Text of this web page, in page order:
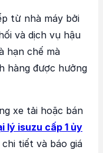
từ nhà máy bởi
và dịch vụ hậu
hạn chế mà
hàng được hưởng
xe tải hoặc bán
lý isuzu cấp 1 ủy
tiết và báo giá